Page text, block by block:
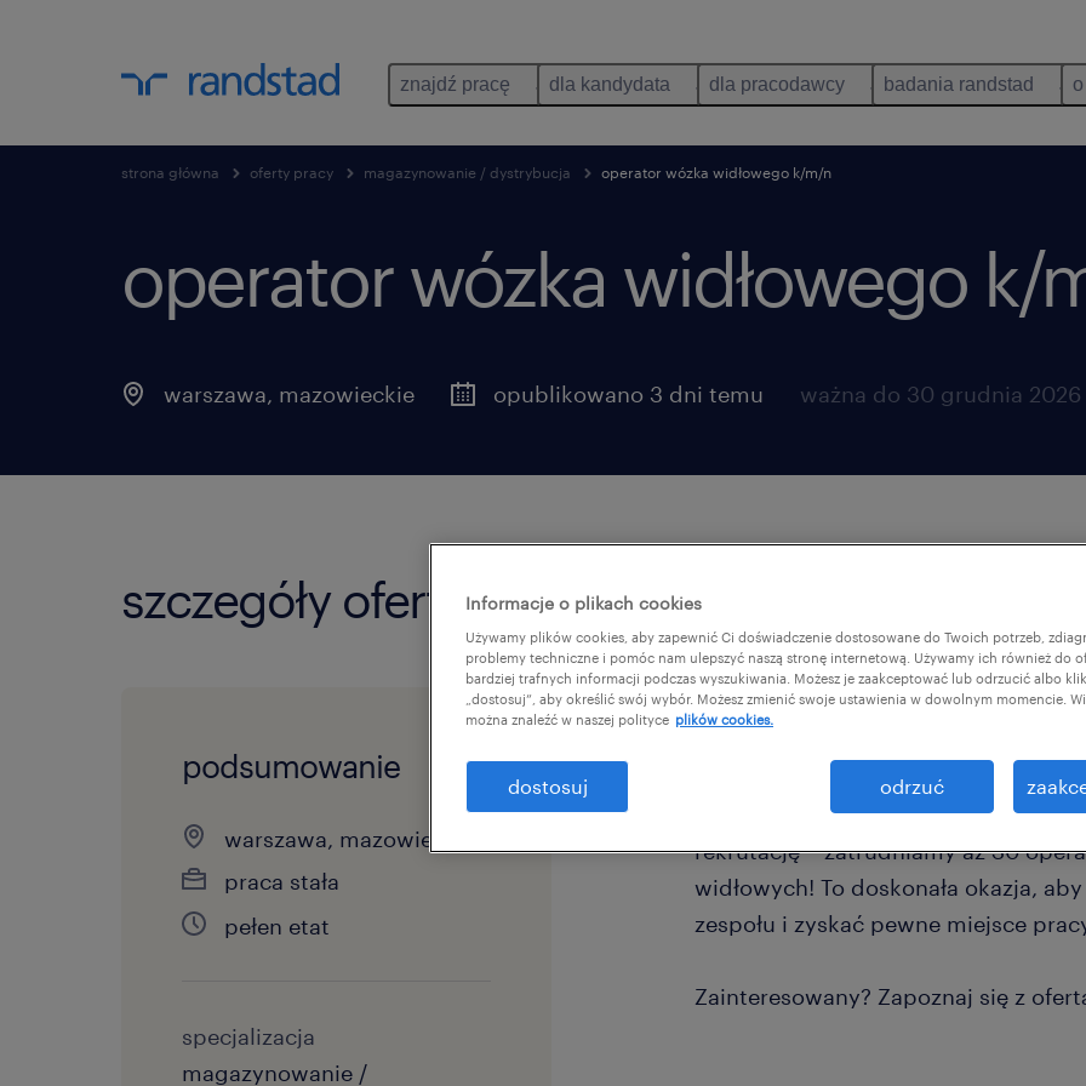
znajdź pracę dla kandydata dla pracodawcy badania randstad
strona główna oferty pracy magazynowanie / dystrybucja operator wózka widłowego k/m/n
operator wózka widłowego k/
warszawa, mazowieckie opublikowano 3 dni temu ważna do 30 grudnia 2026
szczegóły oferty
podsumowanie
warszawa, mazowieckie
praca stała
pełen etat
specjalizacja
magazynowanie /
Szukasz stabilnego zatrudnienia z
na rynku? Chcesz pracować
W związku z dynamicznym
rekrutację – zatrudniamy aż 30
widłowych! To doskonała okazja,
zespołu i zyskać pewne miejsce
Zainteresowany? Zapoznaj się z
Informacje o plikach cookies
Używamy plików cookies, aby zapewnić Ci doświadczenie dostosowane do Twoich potrzeb,
problemy techniczne i pomóc nam ulepszyć naszą stronę internetową. Używamy ich również do
bardziej trafnych informacji podczas wyszukiwania. Możesz je zaakceptować lub odrzucić albo
„dostosuj”, aby określić swój wybór. Możesz zmienić swoje ustawienia w dowolnym momencie.
można znaleźć w naszej polityce plików cookies.
dostosuj odrzuć